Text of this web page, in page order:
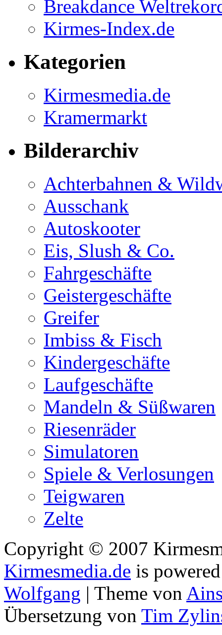
Breakdance
Kirmes-Index.de
Kategorien
Kirmesmedia.de
Kramermarkt
Bilderarchiv
Achterbahnen &
Ausschank
Autoskooter
Eis, Slush & Co.
Fahrgeschäfte
Geistergeschäfte
Greifer
Imbiss & Fisch
Kindergeschäfte
Laufgeschäfte
Mandeln & Süßwaren
Riesenräder
Simulatoren
Spiele & Verlosungen
Teigwaren
Zelte
Copyright © 2007
Kirmesmedia.de is
Wolfgang | Theme von
Übersetzung von Tim